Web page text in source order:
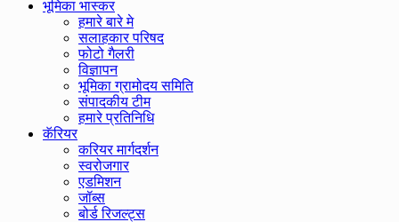
भूमिका भास्कर
हमारे बारे मे
सलाहकार परिषद
फोटो गैलरी
विज्ञापन
भूमिका ग्रामोदय समिति
संपादकीय टीम
हमारे प्रतिनिधि
कॅरियर
करियर मार्गदर्शन
स्वरोजगार
एडमिशन
जॉब्स
बोर्ड रिजल्ट्स